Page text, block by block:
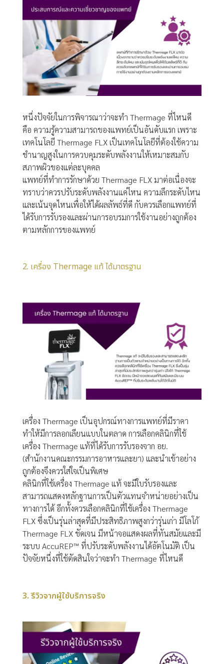
หนึ่งปัจจัยในการพิจารณาว่าจะทำ Thermage ที่ไหนดี
คือ ความรู้ความสามารถของแพทย์เป็นอันดับแรก เพราะ
เทคโนโลยี Thermage FLX เป็นเทคโนโลยีที่ต้องใช้ความ
ชำนาญสูงในการควบคุมระดับพลังงานให้เหมาะสมกับ
สภาพผิวของแต่ละบุคคล
แพทย์ที่ทำการรักษาด้วย Thermage FLX มาต่อเนื่องจะ
ทราบว่าควรปรับระดับพลังงานแค่ไหน ความลึกระดับไหน
และเน้นจุดไหนเพื่อให้ได้ผลลัพธ์ที่ดี กับควรเลือกแพทย์ที่
ได้รับการรับรองและผ่านการอบรมการใช้งานอย่างถูกต้อง
ตามหลักการของแพทย์
2. เครื่อง Thermage แท้ ได้มาตรฐาน
เครื่อง Thermage เป็นอุปกรณ์ทางการแพทย์ที่มีราคา
ทำให้มีการลอกเลียนแบบในตลาด การเลือกคลินิกที่ใช้
เครื่อง Thermage แท้ที่ได้รับการรับรองจาก อย.
(สำนักงานคณะกรรมการอาหารและยา) และนำเข้าอย่าง
ถูกต้องจึงควรใส่ใจเป็นพิเศษ
คลินิกที่ใช้เครื่อง Thermage แท้ จะมีใบรับรองและ
สามารถแสดงหลักฐานการเป็นตัวแทนจำหน่ายอย่างเป็น
ทางการได้ อีกทั้งควรเลือกคลินิกที่ใช้เครื่อง Thermage
FLX ซึ่งเป็นรุ่นล่าสุดที่มีประสิทธิภาพสูงกว่ารุ่นเก่า มีโลโก้
Thermage FLX ชัดเจน มีหน้าจอแสดงผลที่ทันสมัยและมี
ระบบ AccuREP™ ที่ปรับระดับพลังงานได้อัตโนมัติ เป็น
ปัจจัยหนึ่งที่ใช้ตัดสินใจว่าจะทำ Thermage ที่ไหนดี
3. รีวิวจากผู้ใช้บริการจริง